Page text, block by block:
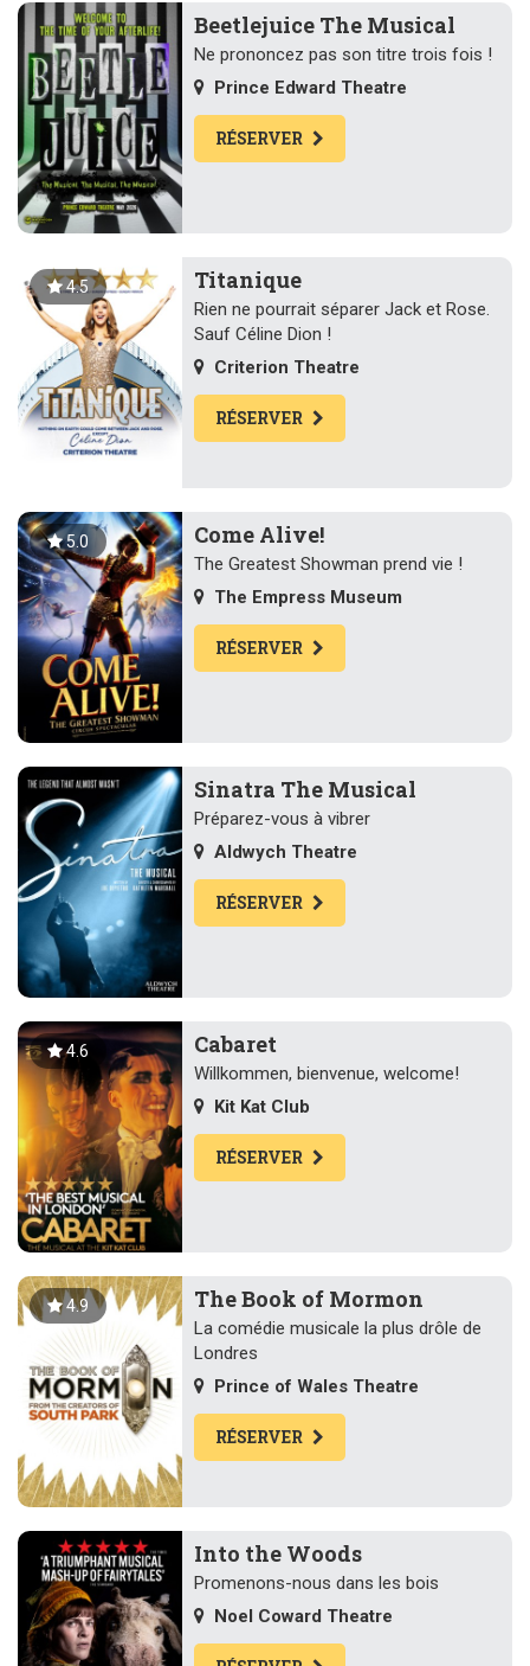
Beetlejuice The Musical
Ne prononcez pas son titre trois fois !
Prince Edward Theatre
RÉSERVER
4.5 Titanique
Rien ne pourrait séparer Jack et Rose.
Sauf Céline Dion !
Criterion Theatre
RÉSERVER
5.0 Come Alive!
The Greatest Showman prend vie !
The Empress Museum
RÉSERVER
Sinatra The Musical
Préparez-vous à vibrer
Aldwych Theatre
RÉSERVER
4.6 Cabaret
Willkommen, bienvenue, welcome!
Kit Kat Club
RÉSERVER
4.9 The Book of Mormon
La comédie musicale la plus drôle de
Londres
Prince of Wales Theatre
RÉSERVER
Into the Woods
Promenons-nous dans les bois
Noel Coward Theatre